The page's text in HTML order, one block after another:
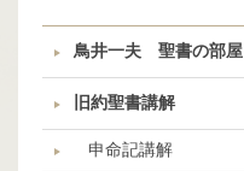
鳥井一夫 聖書の部屋
旧約聖書講解
申命記講解